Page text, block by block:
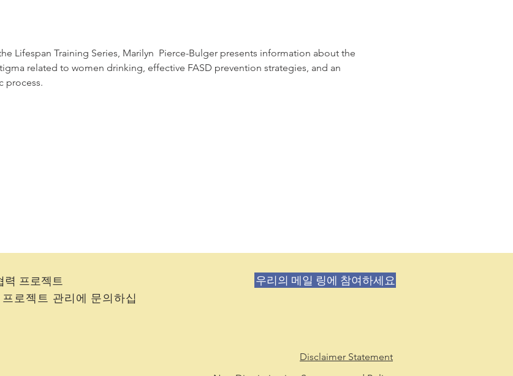
Lifespan Training Series, Marilyn  Pierce-Bulger presents information about the
related to women drinking, effective FASD prevention strategies, and an
process.
력 프로젝트
프로젝트 관리에 문의하십
우리의 메일 링에 참여하세요
Disclaimer Statement